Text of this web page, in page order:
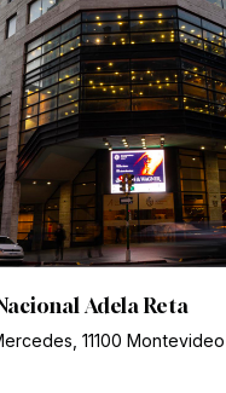
Adela Reta
11100 Montevideo